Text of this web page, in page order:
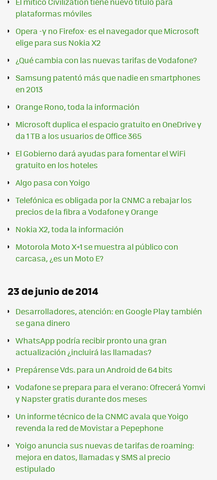
plataformas móviles
Opera -y no Firefox- es el navegador que Microsoft
elige para sus Nokia X2
¿Qué cambia con las nuevas tarifas de Vodafone?
Samsung patentó más que nadie en smartphones
en 2013
Orange Rono, toda la información
Microsoft duplica el espacio gratuito en OneDrive y
da 1 TB a los usuarios de Office 365
El Gobierno dará ayudas para fomentar el WiFi
gratuito en los hoteles
Algo pasa con Yoigo
Telefónica es obligada por la CNMC a rebajar los
precios de la fibra a Vodafone y Orange
Nokia X2, toda la información
Motorola Moto X+1 se muestra al público con
carcasa, ¿es un Moto E?
23 de junio de 2014
Desarrolladores, atención: en Google Play también
se gana dinero
WhatsApp podría recibir pronto una gran
actualización ¿incluirá las llamadas?
Prepárense Vds. para un Android de 64 bits
Vodafone se prepara para el verano: Ofrecerá Yomvi
y Napster gratis durante dos meses
Un informe técnico de la CNMC avala que Yoigo
revenda la red de Movistar a Pepephone
Yoigo anuncia sus nuevas de tarifas de roaming:
mejora en datos, llamadas y SMS al precio
estipulado